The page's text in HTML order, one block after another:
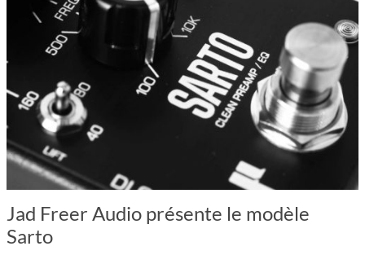
Jad Freer Audio présente le modèle
Sarto